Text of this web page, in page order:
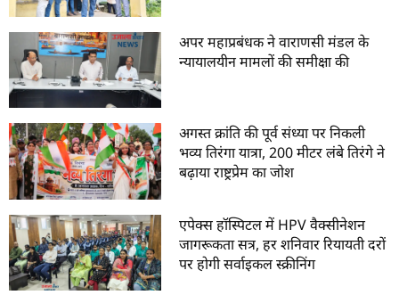
अपर महाप्रबंधक ने वाराणसी मंडल के
न्यायालयीन मामलों की समीक्षा की
अगस्त क्रांति की पूर्व संध्या पर निकली
भव्य तिरंगा यात्रा, 200 मीटर लंबे तिरंगे ने
बढ़ाया राष्ट्रप्रेम का जोश
एपेक्स हॉस्पिटल में HPV वैक्सीनेशन
जागरूकता सत्र, हर शनिवार रियायती दरों
पर होगी सर्वाइकल स्क्रीनिंग